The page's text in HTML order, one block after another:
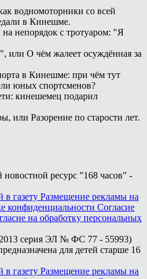
водномоторники со всей
в Кинешме.
непорядок с тротуаром: "Я
или О чём жалеет осуждённая за
в Кинешме: при чём тут
юных спортсменов?
кинешемец подарил
или Разорение по старости лет.
ресурс "168 часов" -
в газету Размещение рекламы на
конфиденциальности Согласие
на обработку персональных
серия ЭЛ № ФС 77 - 55993)
для детей старше 16
в газету Размещение рекламы на